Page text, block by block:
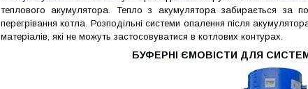
теплового акумулятора. Тепло з акумулятора забирається за
перегрівання котла. Розподільні системи опалення після
матеріалів, які не можуть застосовуватися в котлових контурах.
БУФЕРНІ ЄМОВІСТИ ДЛЯ